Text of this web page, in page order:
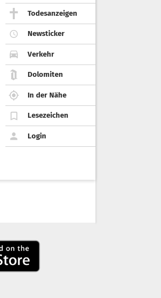
Todesanzeigen
Newsticker
Verkehr
Dolomiten
In der Nähe
Lesezeichen
Login